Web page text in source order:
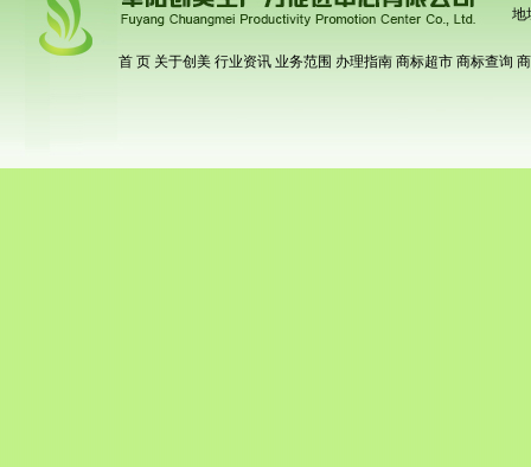
地
首 页 关于创美 行业资讯 业务范围 办理指南 商标超市 商标查询